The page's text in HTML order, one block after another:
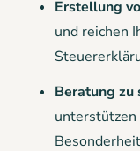
Erstellung
und reichen
Beratung zu
unterstützen